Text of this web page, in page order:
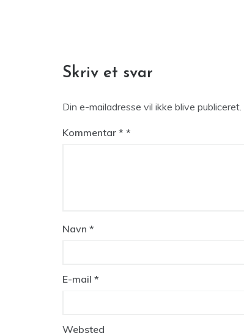
Skriv et svar
Din e-mailadresse vil ikke blive publiceret.
Kommentar *
Navn *
E-mail *
Websted